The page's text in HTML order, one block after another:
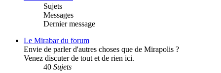
Sujets
Messages
Dernier message
Le Mirabar du forum
Envie de parler d'autres choses que de Mirapolis ?
Venez discuter de tout et de rien ici.
40 Sujets